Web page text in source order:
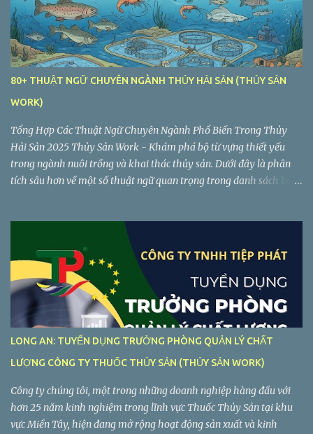
80+ THUẬT NGỮ CHUYÊN NGÀNH THỦY HẢI SẢN (THỦY SẢN
WORK)
Tổng Hợp Các Thuật Ngữ Chuyên Ngành Phổ Biến Trong Thủy
Hải Sản 2025 Thủy Sản Work - Khám phá bộ từ vựng thiết yếu
trong ngành nuôi trồng và khai thác thủy sản. Dưới đây là phân
tích sâu hơn về một số thuật ngữ quan trọng trong danh sách bạn
LONG AN: TUYỂN DỤNG TRƯỞNG PHÒNG QUẢN LÝ CHẤT
LƯỢNG CÔNG TY THUỐC THỦY SẢN (THỦY SẢN WORK)
Công ty chúng tôi, một trong những doanh nghiệp hàng đầu với
hơn 25 năm kinh nghiệm trong lĩnh vực Thuốc Thủy Sản tại khu
vực Miền Tây, hiện đang mở rộng hoạt động sản xuất và kinh